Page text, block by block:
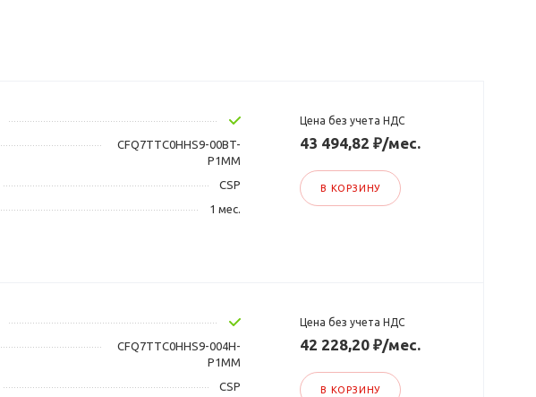
CFQ7TTC0HHS9-00BT-
P1MM
CSP
1 мес.
Цена без учета НДС
43 494,82 ₽/мес.
В КОРЗИНУ
CFQ7TTC0HHS9-004H-
P1MM
CSP
Цена без учета НДС
42 228,20 ₽/мес.
В КОРЗИНУ